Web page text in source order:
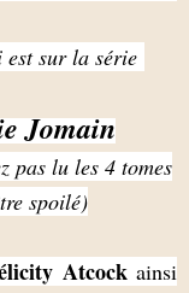
sur la série
Jomain
pas lu les 4 tomes
spoilé)
Atcock ainsi